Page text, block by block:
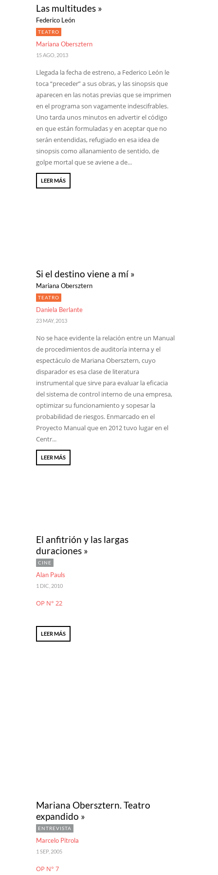
Las multitudes »
Federico León
TEATRO
Mariana Obersztern
15 AGO, 2013
Llegada la fecha de estreno, a Federico León le
toca “preceder” a sus obras, y las sinopsis que
aparecen en las notas previas que se imprimen
en el programa son vagamente indescifrables.
Uno tarda unos minutos en advertir el código
en que están formuladas y en aceptar que no
serán entendidas, refugiado en esa idea de
sinopsis como allanamiento de sentido, de
golpe mortal que se aviene a de...
LEER MÁS
Si el destino viene a mí »
Mariana Obersztern
TEATRO
Daniela Berlante
23 MAY, 2013
No se hace evidente la relación entre un Manual
de procedimientos de auditoría interna y el
espectáculo de Mariana Obersztern, cuyo
disparador es esa clase de literatura
instrumental que sirve para evaluar la eficacia
del sistema de control interno de una empresa,
optimizar su funcionamiento y sopesar la
probabilidad de riesgos. Enmarcado en el
Proyecto Manual que en 2012 tuvo lugar en el
Centr...
LEER MÁS
El anfitrión y las largas
duraciones »
CINE
Alan Pauls
1 DIC, 2010
OP N° 22
LEER MÁS
Mariana Obersztern. Teatro
expandido »
ENTREVISTA
Marcelo Pitrola
1 SEP, 2005
OP N° 7